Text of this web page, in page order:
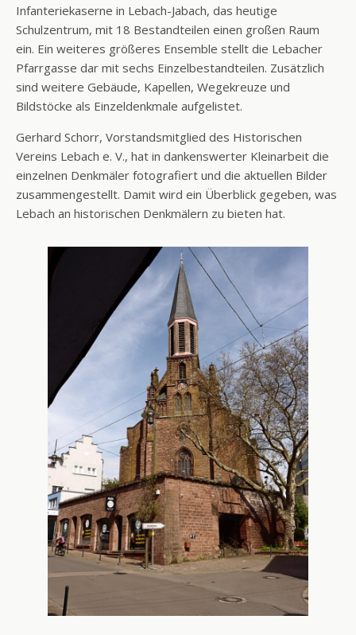
Infanteriekaserne in Lebach-Jabach, das heutige
Schulzentrum, mit 18 Bestandteilen einen großen Raum
ein. Ein weiteres größeres Ensemble stellt die Lebacher
Pfarrgasse dar mit sechs Einzelbestandteilen. Zusätzlich
sind weitere Gebäude, Kapellen, Wegekreuze und
Bildstöcke als Einzeldenkmale aufgelistet.
Gerhard Schorr, Vorstandsmitglied des Historischen
Vereins Lebach e. V., hat in dankenswerter Kleinarbeit die
einzelnen Denkmäler fotografiert und die aktuellen Bilder
zusammengestellt. Damit wird ein Überblick gegeben, was
Lebach an historischen Denkmälern zu bieten hat.